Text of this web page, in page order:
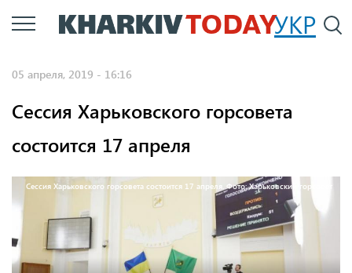
Перейти
к
УКР
05 апреля, 2019 - 16:16
Сессия Харьковского горсовета
состоится 17 апреля
Сессия Харьковского горсовета состоится 17 апреля. Фото: Харьковский горсовет